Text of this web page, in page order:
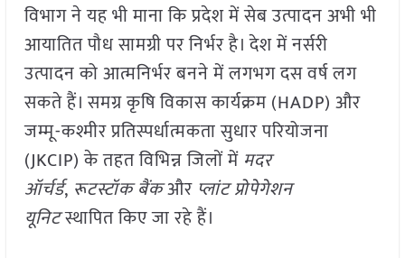
विभाग ने यह भी माना कि प्रदेश में सेब उत्पादन अभी भी
आयातित पौध सामग्री पर निर्भर है। देश में नर्सरी
उत्पादन को आत्मनिर्भर बनने में लगभग दस वर्ष लग
सकते हैं। समग्र कृषि विकास कार्यक्रम (HADP) और
जम्मू-कश्मीर प्रतिस्पर्धात्मकता सुधार परियोजना
(JKCIP) के तहत विभिन्न जिलों में मदर
ऑर्चर्ड, रूटस्टॉक बैंकऔर प्लांट प्रोपेगेशन
यूनिटस्थापित किए जा रहे हैं।